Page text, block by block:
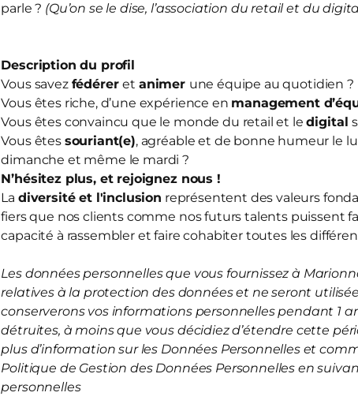
parle ? (Qu’on se le dise, l’association du retail et du
Description du profil
Vous savez fédéreret animer une équipe au quotidien ?
Vous êtes riche, d’une expérience en management
Vous êtes convaincu que le monde du retail et ledigital
Vous êtes souriant(e), agréable et de bonne humeur le
dimanche et même le mardi ?
N’hésitez plus, et rejoignez nous !
La diversité et l'inclusion représentent des valeurs
fiers que nos clients comme nos futurs talents puissent
capacité à rassembler et faire cohabiter toutes les
Les données personnelles que vous fournissez à
relatives à la protection des données et ne seront
conserverons vos informations personnelles pendant 1
détruites, à moins que vous décidiez d’étendre cette
plus d’information sur les Données Personnelles et
Politique de Gestion des Données Personnelles en
personnelles